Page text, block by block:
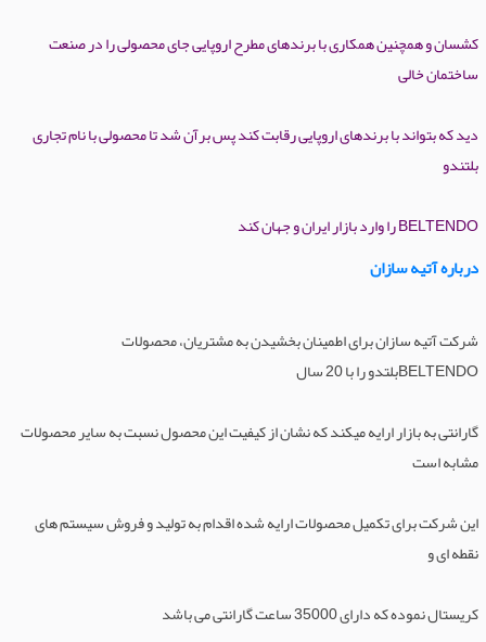
کشسان و همچنین همکاری با برندهای مطرح اروپایی جای محصولی را در صنعت
ساختمان خالی
دید که بتواند با برندهای اروپایی رقابت کند پس برآن شد تا محصولی با نام تجاری
بلتندو
BELTENDO را وارد بازار ایران و جهان کند
درباره آتیه سازان
شرکت آتیه سازان برای اطمینان بخشیدن به مشتریان، محصولات
BELTENDOبلتدو را با 20 سال
گارانتی به بازار ارايه میکند که نشان از کیفیت این محصول نسبت به سایر محصولات
مشابه است
این شرکت برای تکمیل محصولات ارایه شده اقدام به تولید و فروش سیستم های
نقطه ای و
کریستال نموده که دارای 35000 ساعت گارانتی می باشد